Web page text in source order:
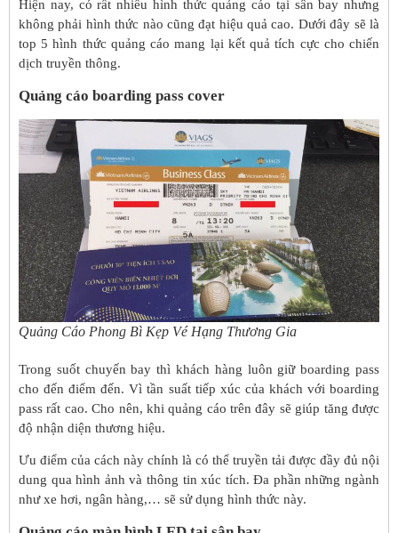
Hiện nay, có rất nhiều hình thức quảng cáo tại sân bay nhưng
không phải hình thức nào cũng đạt hiệu quả cao. Dưới đây sẽ là
top 5 hình thức quảng cáo mang lại kết quả tích cực cho chiến
dịch truyền thông.
Quảng cáo boarding pass cover
Quảng Cáo Phong Bì Kẹp Vé Hạng Thương Gia
Trong suốt chuyến bay thì khách hàng luôn giữ boarding pass
cho đến điểm đến. Vì tần suất tiếp xúc của khách với boarding
pass rất cao. Cho nên, khi quảng cáo trên đây sẽ giúp tăng được
độ nhận diện thương hiệu.
Ưu điểm của cách này chính là có thể truyền tải được đầy đủ nội
dung qua hình ảnh và thông tin xúc tích. Đa phần những ngành
như xe hơi, ngân hàng,… sẽ sử dụng hình thức này.